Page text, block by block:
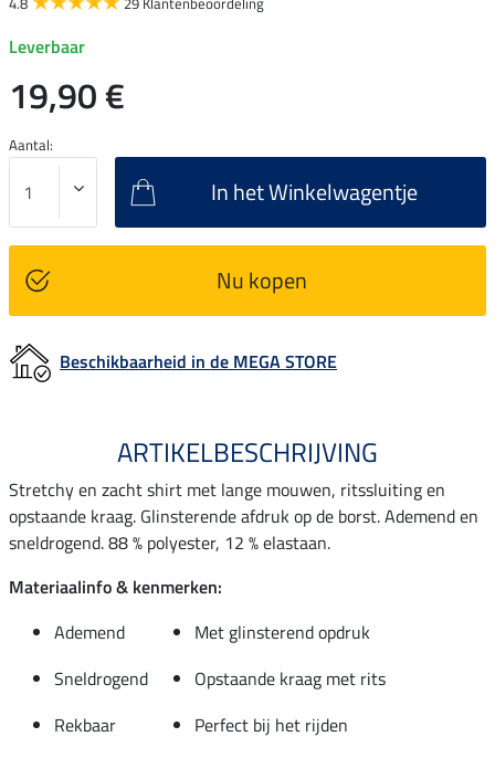
Leverbaar
19,90 €
Aantal:
In het Winkelwagentje
Nu kopen
Beschikbaarheid in de MEGA STORE
ARTIKELBESCHRIJVING
Stretchy en zacht shirt met lange mouwen, ritssluiting en
opstaande kraag. Glinsterende afdruk op de borst. Ademend en
sneldrogend. 88 % polyester, 12 % elastaan.
Materiaalinfo & kenmerken:
Ademend
Met glinsterend opdruk
Sneldrogend
Opstaande kraag met rits
Rekbaar
Perfect bij het rijden